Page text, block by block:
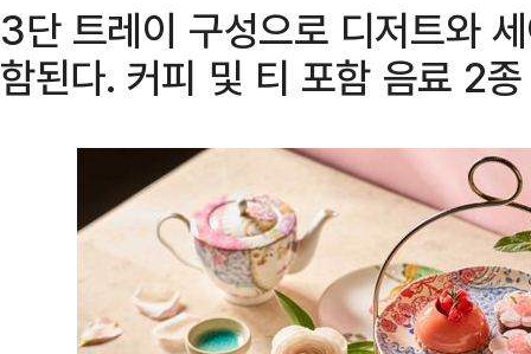
3단 트레이 구성으로 디저트와
함된다. 커피 및 티 포함 음료 2